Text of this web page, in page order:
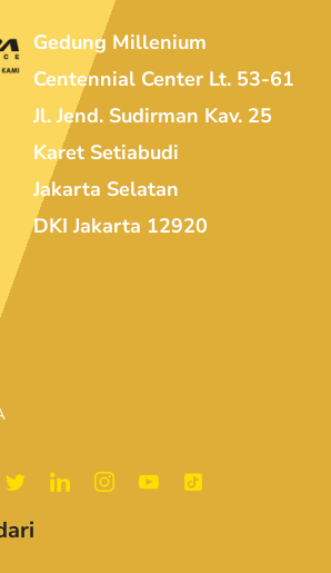
Gedung Millenium
Centennial Center Lt. 53-61
Jl. Jend. Sudirman Kav. 25
Karet Setiabudi
Jakarta Selatan
DKI Jakarta 12920